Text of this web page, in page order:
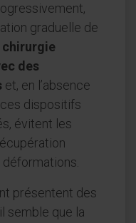
graduelle de
chirurgie
des
et, en l’absence
dispositifs
évitent les
présentent des
semble que la